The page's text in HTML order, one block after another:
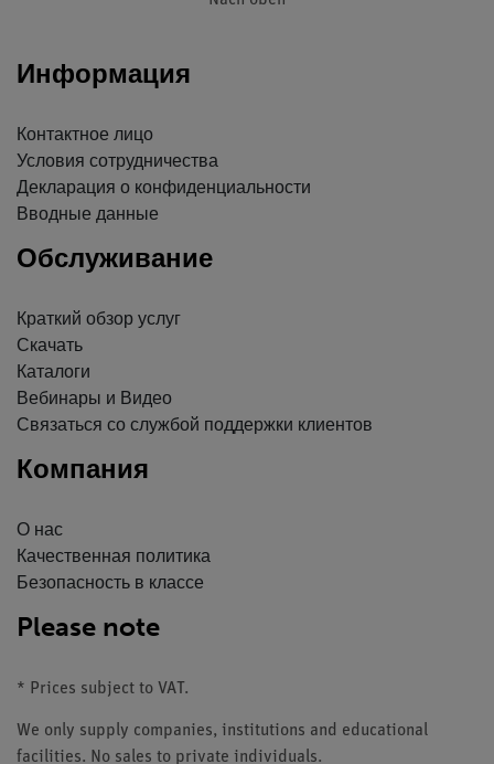
Информация
Контактное лицо
Условия сотрудничества
Декларация о конфиденциальности
Вводные данные
Обслуживание
Краткий обзор услуг
Скачать
Каталоги
Вебинары и Видео
Связаться со службой поддержки клиентов
Компания
О нас
Качественная политика
Безопасность в классе
Please note
* Prices subject to VAT.
We only supply companies, institutions and educational
facilities. No sales to private individuals.